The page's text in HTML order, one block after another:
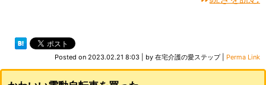
Posted on 2023.02.21 8:03 by 在宅介護の愛ステップ| Perma Link